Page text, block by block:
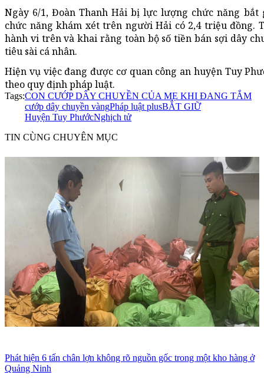
Ngày 6/1, Đoàn Thanh Hải bị lực lượng chức năng
chức năng khám xét trên người Hải có 2,4 triệu đồng.
hành vi trên và khai rằng toàn bộ số tiền bán sợi dây
tiêu sài cá nhân.
Hiện vụ việc đang được cơ quan công an huyện Tuy
theo quy định pháp luật.
Tags:CON CƯỚP DÂY CHUYỀN CỦA MẸ KHI ĐANG TẮM
cướp dây chuyền vàngPháp luật plusBẮT GIỮ
Huyện Tuy PhướcNghịch tử
TIN CÙNG CHUYÊN MỤC
Phát hiện 6 tấn chân lợn không rõ nguồn gốc trong một kho hàng ở
Quảng Ninh